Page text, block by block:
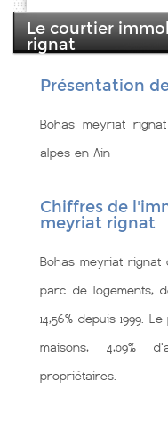
Le courtier
rignat
Présentation
Bohas meyriat
alpes en Ain
Chiffres de
meyriat rignat
Bohas meyriat rignat
parc de logements,
14,56% depuis 1999.
maisons, 4,09%
propriétaires.